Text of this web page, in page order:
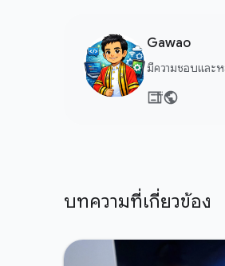
Gawao
มีความชอบและห
บทความที่เกี่ยวข้อง